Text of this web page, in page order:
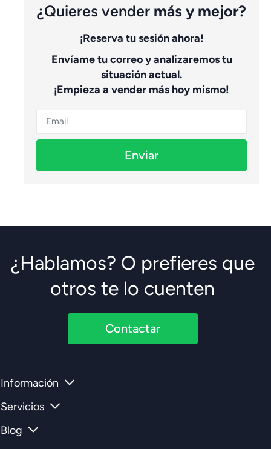
¿Quieres vender más y mejor?
¡Reserva tu sesión ahora!
Envíame tu correo y analizaremos tu
situación actual.
¡Empieza a vender más hoy mismo!
Enviar
¿Hablamos? O prefieres que
otros te lo cuenten
Contactar
Información
Servicios
Blog